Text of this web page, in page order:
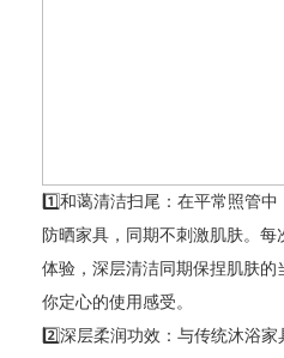
1️⃣和蔼清洁扫尾：在平常照管
防晒家具，同期不刺激肌肤。
体验，深层清洁同期保捏肌肤
你定心的使用感受。
2️⃣深层柔润功效：与传统沐浴